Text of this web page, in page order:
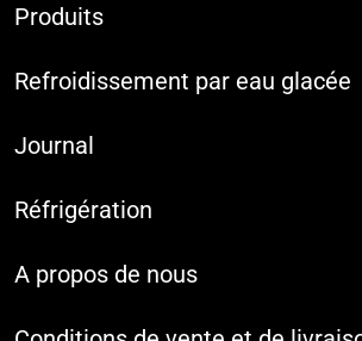
Produits
Refroidissement par eau glacée
Journal
Réfrigération
A propos de nous